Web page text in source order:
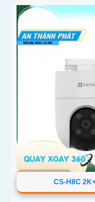
CS-H8C